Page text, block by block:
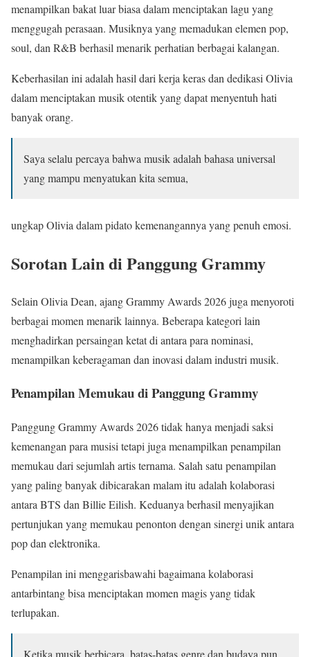
menampilkan bakat luar biasa dalam menciptakan lagu yang
menggugah perasaan. Musiknya yang memadukan elemen pop,
soul, dan R&B berhasil menarik perhatian berbagai kalangan.
Keberhasilan ini adalah hasil dari kerja keras dan dedikasi Olivia
dalam menciptakan musik otentik yang dapat menyentuh hati
banyak orang.
Saya selalu percaya bahwa musik adalah bahasa universal
yang mampu menyatukan kita semua,
ungkap Olivia dalam pidato kemenangannya yang penuh emosi.
Sorotan Lain di Panggung Grammy
Selain Olivia Dean, ajang Grammy Awards 2026 juga menyoroti
berbagai momen menarik lainnya. Beberapa kategori lain
menghadirkan persaingan ketat di antara para nominasi,
menampilkan keberagaman dan inovasi dalam industri musik.
Penampilan Memukau di Panggung Grammy
Panggung Grammy Awards 2026 tidak hanya menjadi saksi
kemenangan para musisi tetapi juga menampilkan penampilan
memukau dari sejumlah artis ternama. Salah satu penampilan
yang paling banyak dibicarakan malam itu adalah kolaborasi
antara BTS dan Billie Eilish. Keduanya berhasil menyajikan
pertunjukan yang memukau penonton dengan sinergi unik antara
pop dan elektronika.
Penampilan ini menggarisbawahi bagaimana kolaborasi
antarbintang bisa menciptakan momen magis yang tidak
terlupakan.
Ketika musik berbicara, batas-batas genre dan budaya pun